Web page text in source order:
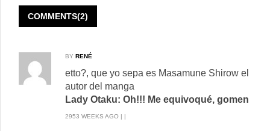
COMMENTS(2)
BY RENÉ
etto?, que yo sepa es Masamune Shirow el
autor del manga
Lady Otaku: Oh!!! Me equivoqué, gomen
2953 WEEKS AGO | |